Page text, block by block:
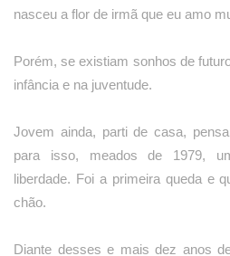
nasceu a flor de irmã que eu amo
Porém, se existiam sonhos de
infância e na juventude.
Jovem ainda, parti de casa,
para isso, meados de 1979,
liberdade. Foi a primeira queda e
chão.
Diante desses e mais dez anos